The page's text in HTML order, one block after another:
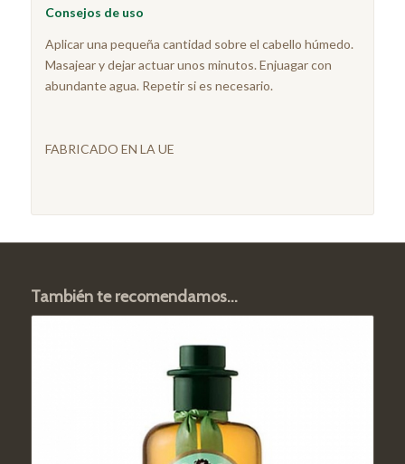
Consejos de uso
Aplicar una pequeña cantidad sobre el cabello húmedo.
Masajear y dejar actuar unos minutos. Enjuagar con
abundante agua. Repetir si es necesario.
FABRICADO EN LA UE
También te recomendamos…